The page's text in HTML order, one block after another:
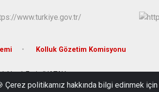
Kolluk Gözetim Komisyonu
No: 1 Erzin/HATAY
681 74 72
Çerez politikamız hakkında bilgi edinmek için